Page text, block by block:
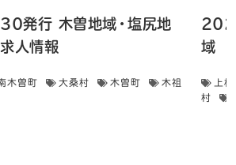
発行 木曽地域・塩尻地
人情報
木曽町 大桑村 木曽町
木祖
域
上
村